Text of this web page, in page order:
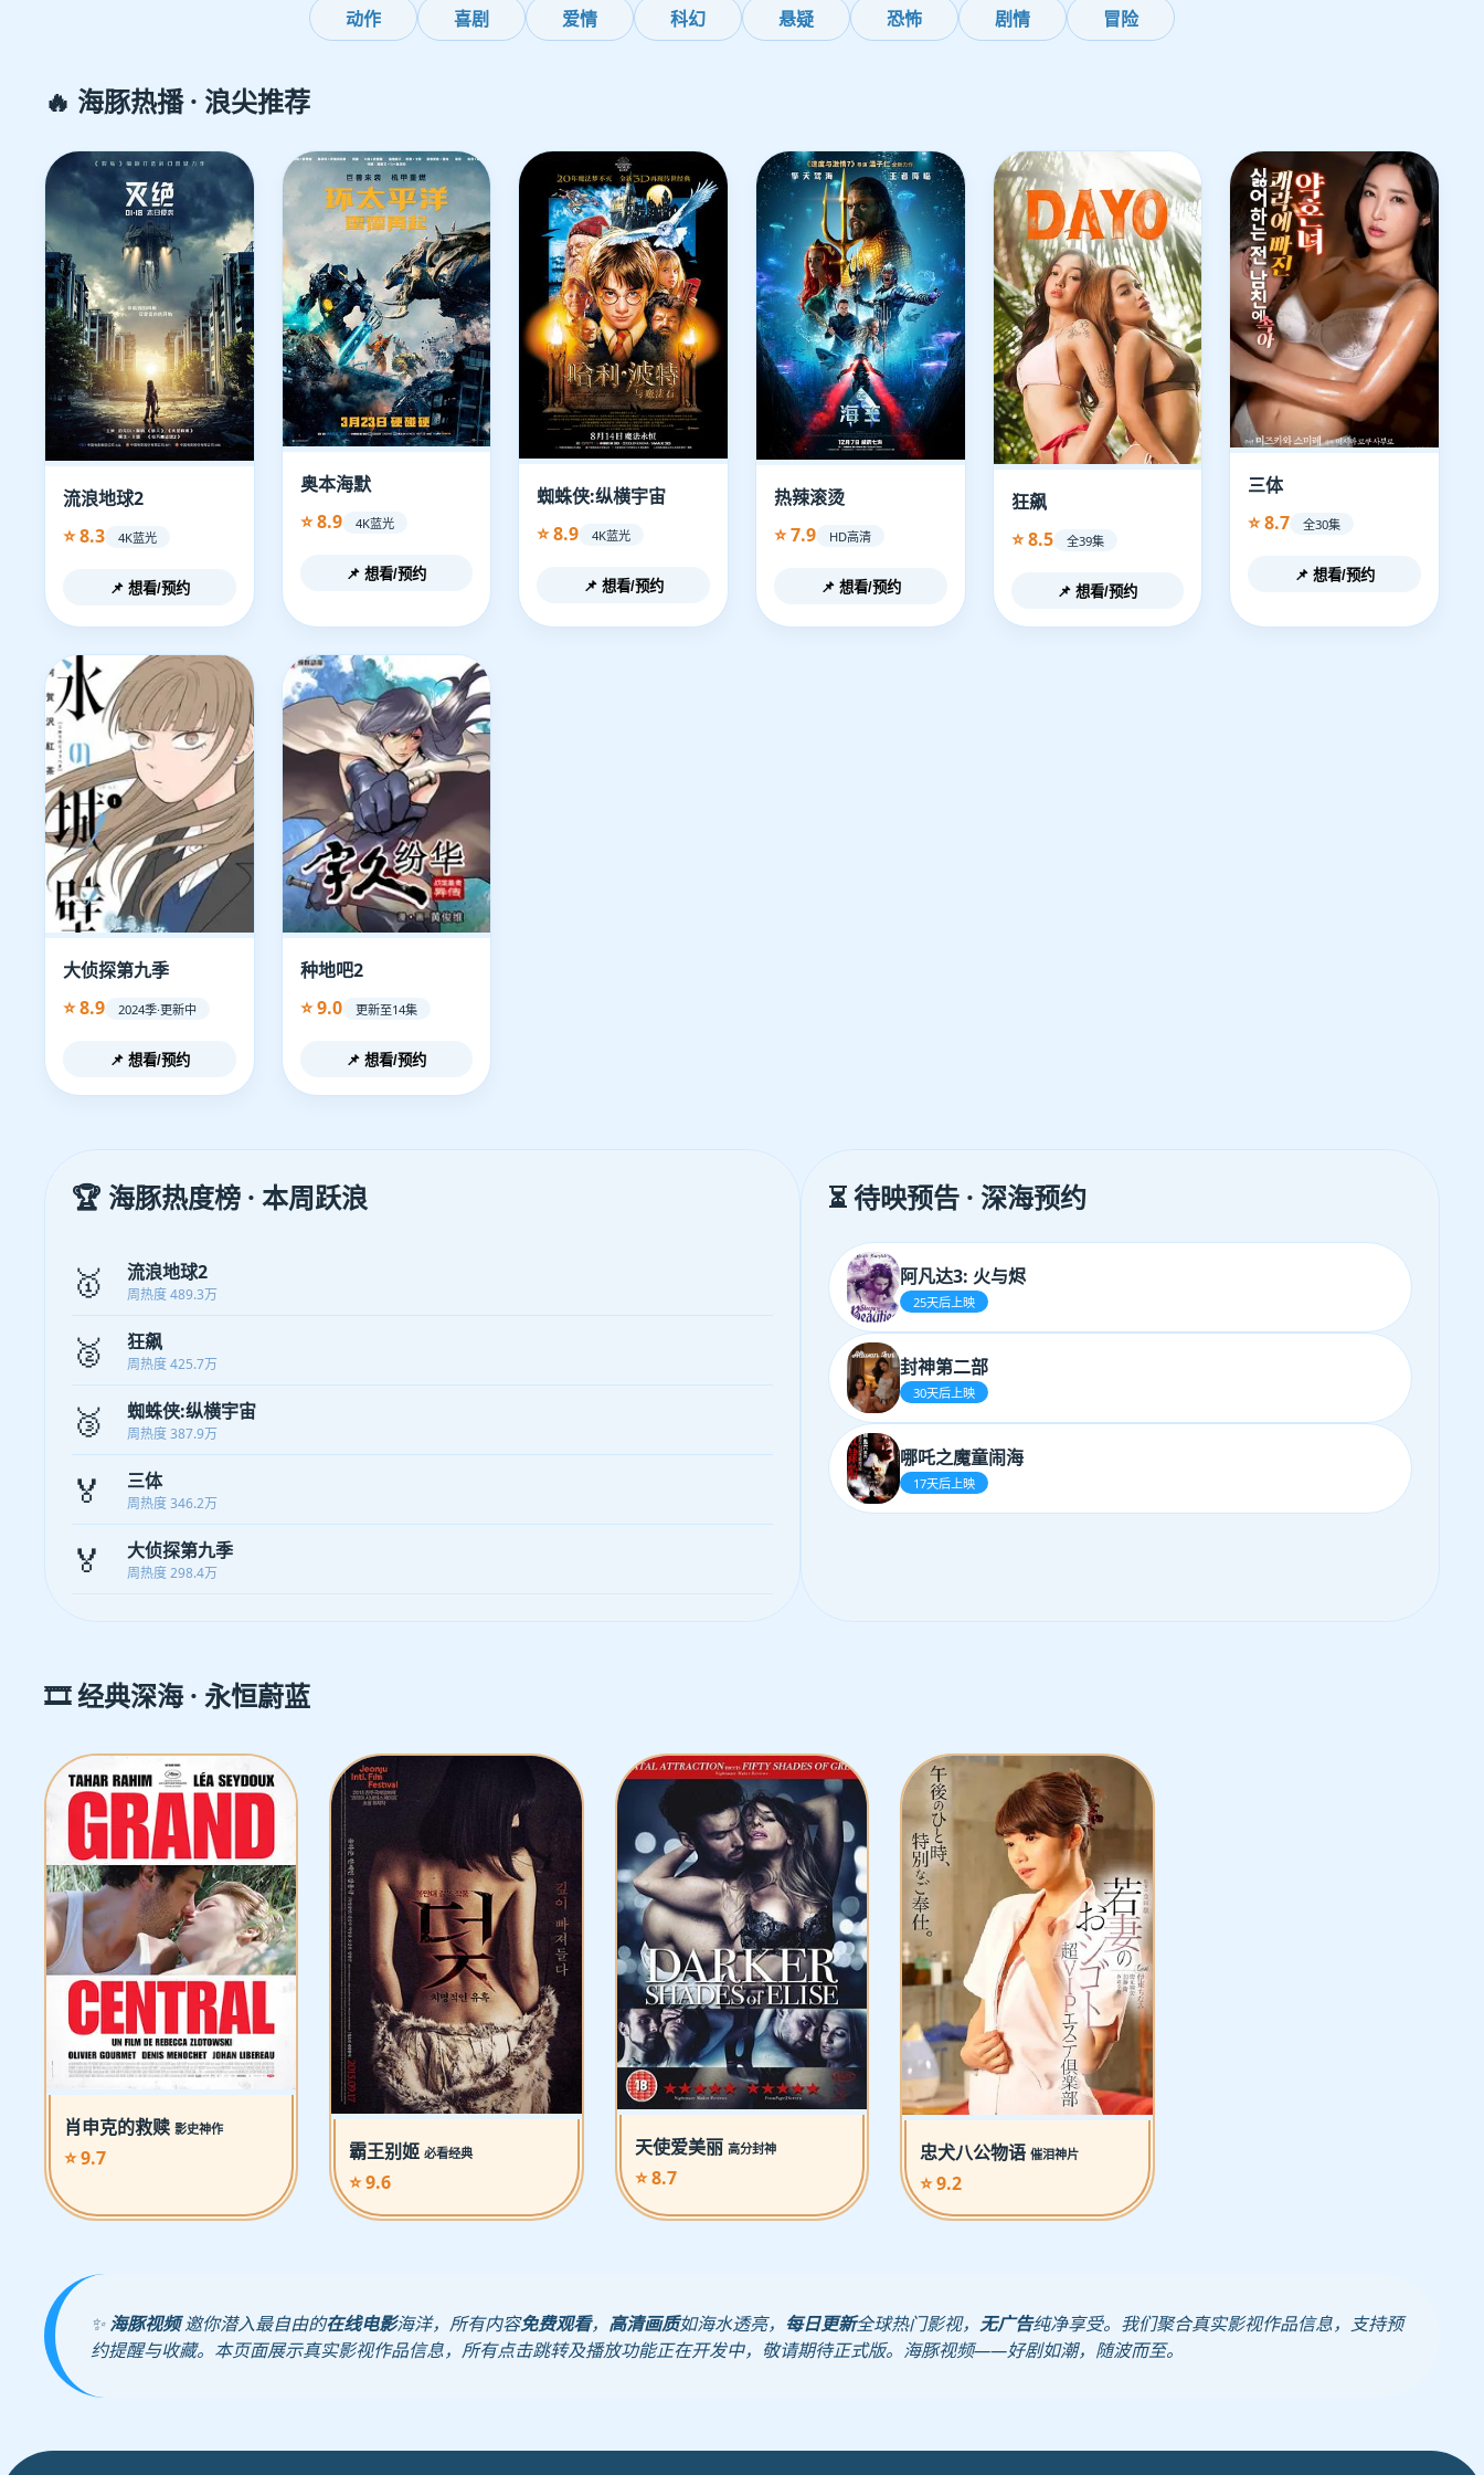
动作 喜剧 爱情 科幻 悬疑 恐怖 剧情 冒险
🔥 海豚热播 · 浪尖推荐
流浪地球2
⭐ 8.3
4K蓝光
📌 想看/预约
奥本海默
⭐ 8.9
4K蓝光
📌 想看/预约
蜘蛛侠:纵横宇宙
⭐ 8.9
4K蓝光
📌 想看/预约
热辣滚烫
⭐ 7.9
HD高清
📌 想看/预约
狂飙
⭐ 8.5
全39集
📌 想看/预约
三体
⭐ 8.7
全30集
📌 想看/预约
大侦探第九季
⭐ 8.9
2024季·更新中
📌 想看/预约
种地吧2
⭐ 9.0
更新至14集
📌 想看/预约
🏆 海豚热度榜 · 本周跃浪
🥇 流浪地球2
周热度 489.3万
🥈 狂飙
周热度 425.7万
🥉 蜘蛛侠:纵横宇宙
周热度 387.9万
🏅 三体
周热度 346.2万
🏅 大侦探第九季
周热度 298.4万
⏳ 待映预告 · 深海预约
阿凡达3: 火与烬
25天后上映
封神第二部
30天后上映
哪吒之魔童闹海
17天后上映
🎞️ 经典深海 · 永恒蔚蓝
肖申克的救赎 影史神作
⭐ 9.7 霸王别姬必看经典
⭐ 9.6
天使爱美丽 高分封神
⭐ 8.7
忠犬八公物语催泪神片
⭐ 9.2
✨海豚视频邀你潜入最自由的在线电影海洋，所有内容免费观看， 高清画质如海水透亮， 每日更新全球热门影视， 无广告纯净享受。我们聚合真实影视作品信息，支持预
约提醒与收藏。本页面展示真实影视作品信息，所有点击跳转及播放功能正在开发中，敬请期待正式版。海豚视频——好剧如潮，随波而至。